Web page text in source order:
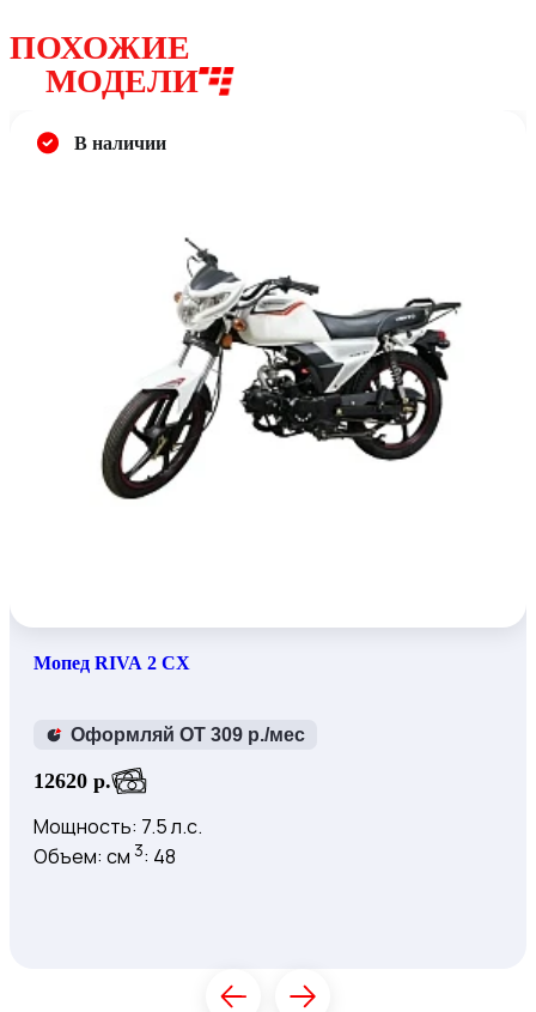
ПОХОЖИЕ
МОДЕЛИ
В наличии
Мопед RIVA 2 CX
Оформляй ОТ 309 р./мес
12620 р.
Мощность: 7.5 л.с.
Объем: см 3: 48